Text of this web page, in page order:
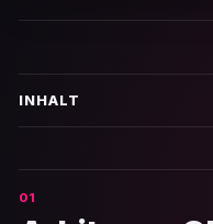
INHALT